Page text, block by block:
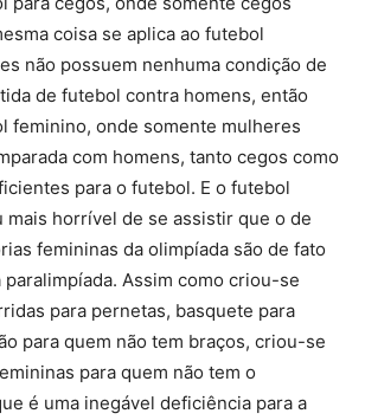
coisa se aplica ao futebol
não possuem nenhuma condição de
de futebol contra homens, então
feminino, onde somente mulheres
com homens, tanto cegos como
para o futebol. E o futebol
mais horrível de se assistir que o de
femininas da olimpíada são de fato
paralimpíada. Assim como criou-se
para pernetas, basquete para
para quem não tem braços, criou-se
para quem não tem o
é uma inegável deficiência para a